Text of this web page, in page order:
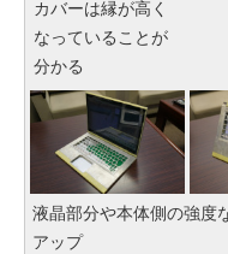
カバーは縁が高く
なっていることが
分かる
液晶部分や本体側の強度
アップ